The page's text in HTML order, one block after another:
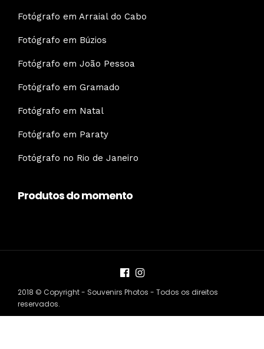
Fotógrafo em Arraial do Cabo
Fotógrafo em Búzios
Fotógrafo em João Pessoa
Fotógrafo em Gramado
Fotógrafo em Natal
Fotógrafo em Paraty
Fotógrafo no Rio de Janeiro
Produtos do momento
2018 © Copyright - Souvenirs Photos - Todos os direitos
reservados.